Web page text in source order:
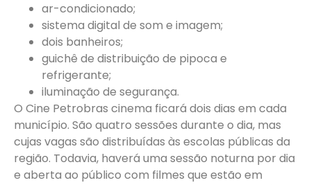
ar-condicionado;
sistema digital de som e imagem;
dois banheiros;
guichê de distribuição de pipoca e
refrigerante;
iluminação de segurança.
O Cine Petrobras cinema ficará dois dias em cada
município. São quatro sessões durante o dia, mas
cujas vagas são distribuídas às escolas públicas da
região. Todavia, haverá uma sessão noturna por dia
e aberta ao público com filmes que estão em